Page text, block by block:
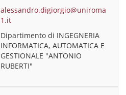
alessandro.digiorgio@uniroma
1.it
Dipartimento di INGEGNERIA
INFORMATICA, AUTOMATICA E
GESTIONALE "ANTONIO
RUBERTI"